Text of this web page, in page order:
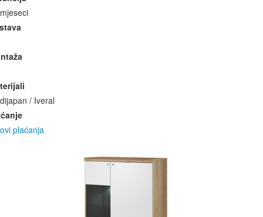
/ Iveral
plaćanja